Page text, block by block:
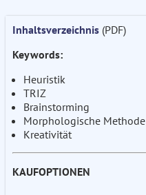
Inhaltsverzeichnis (PDF)
Keywords:
Heuristik
TRIZ
Brainstorming
Morphologische Methode
Kreativität
KAUFOPTIONEN